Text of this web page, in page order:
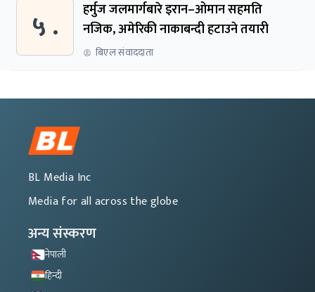
५ .
हर्मुज जलमार्गबारे इरान–ओमान सहमति
नजिक, अमेरिकी नाकाबन्दी हटाउने तयारी
बिएल संवाददाता
BL Media Inc
Media for all across the globe
अन्य संस्करण
नेपाली
हिन्दी